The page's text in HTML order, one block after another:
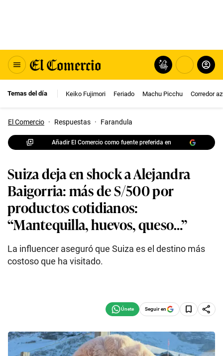
Temas del día Keiko Fujimori Feriado Machu Picchu Corredor
El Comercio · Respuestas · Farandula
Añadir El Comercio como fuente preferida en
Suiza deja en shock a Alejandra
Baigorria: más de S/500 por
productos cotidianos:
“Mantequilla, huevos, queso…”
La influencer aseguró que Suiza es el destino más
costoso que ha visitado.
Seguir en